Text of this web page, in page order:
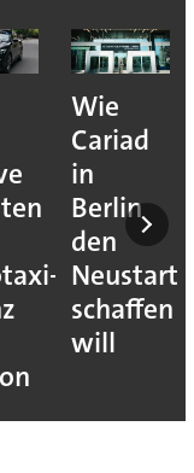
Wie
Cariad
in
Berlin
den
Neustart
schaffen
will